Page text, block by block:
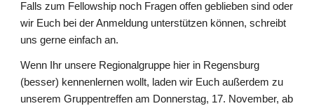
Falls zum Fellowship noch Fragen offen geblieben sind oder
wir Euch bei der Anmeldung unterstützen können, schreibt
uns gerne einfach an.
Wenn Ihr unsere Regionalgruppe hier in Regensburg
(besser) kennenlernen wollt, laden wir Euch außerdem zu
unserem Gruppentreffen am Donnerstag, 17. November, ab